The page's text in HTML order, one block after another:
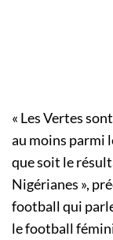
« Les Vertes
au moins parmi
que soit le
Nigérianes »,
football qui
le football